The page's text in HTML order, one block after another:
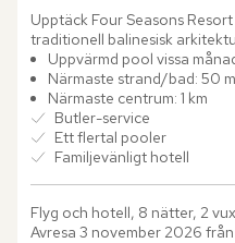
Upptäck Four Seasons
traditionell balinesisk
villa är en privat tillflykt med
Uppvärmd pool vissa
Närmaste strand/bad: 50 m
Närmaste centrum: 1 km
Butler-service
Ett flertal pooler
Familjevänligt hotell
Flyg och hotell, 8 nätter, 2
Avresa 3 november 2026